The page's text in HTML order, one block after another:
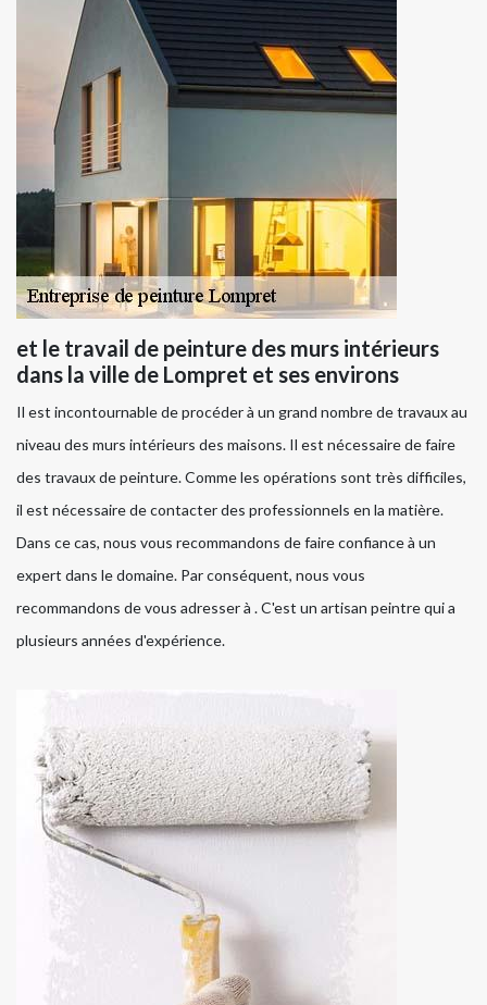
et le travail de peinture des murs intérieurs
dans la ville de Lompret et ses environs
Il est incontournable de procéder à un grand nombre de travaux au
niveau des murs intérieurs des maisons. Il est nécessaire de faire
des travaux de peinture. Comme les opérations sont très difficiles,
il est nécessaire de contacter des professionnels en la matière.
Dans ce cas, nous vous recommandons de faire confiance à un
expert dans le domaine. Par conséquent, nous vous
recommandons de vous adresser à . C'est un artisan peintre qui a
plusieurs années d'expérience.